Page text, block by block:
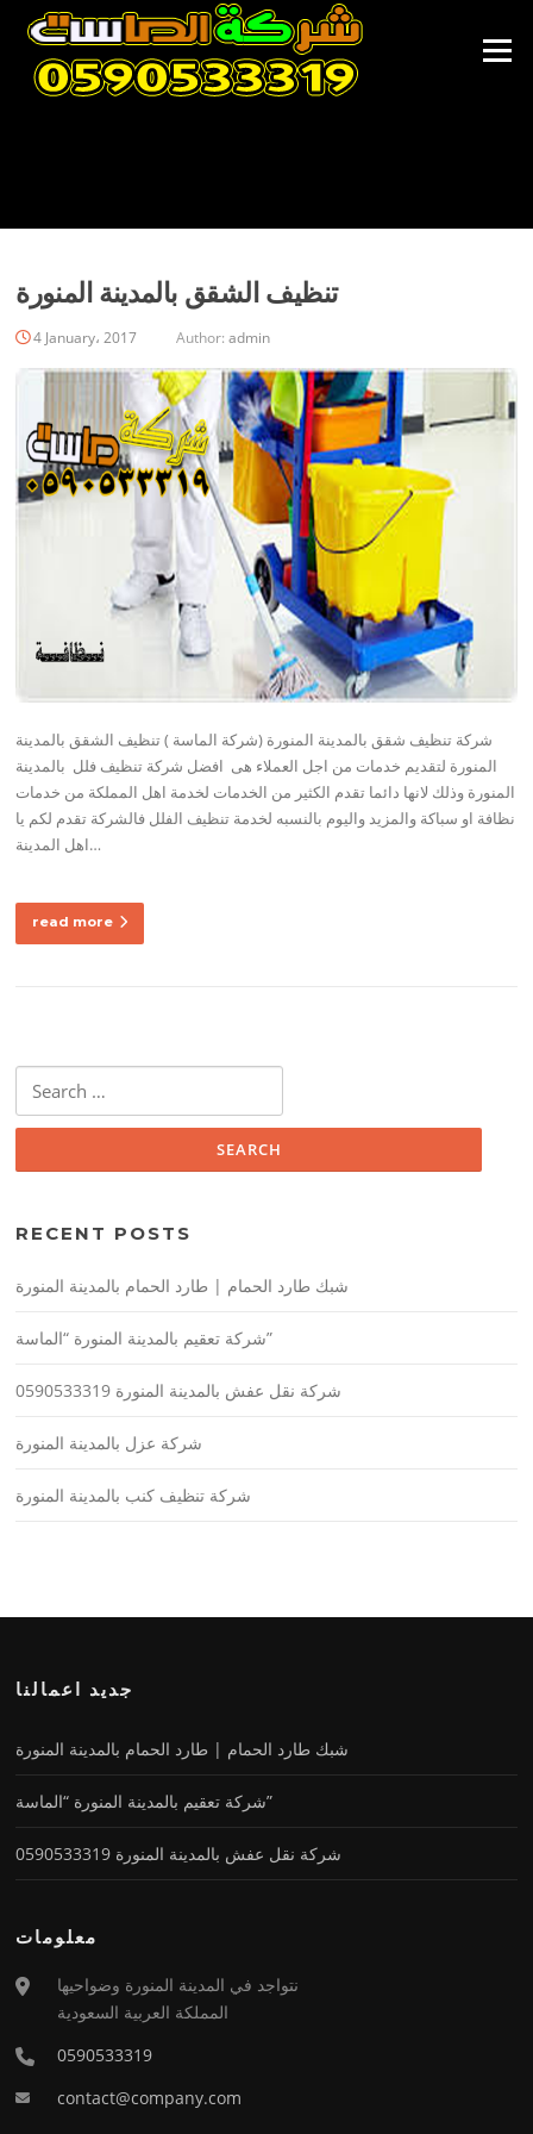
content
Menu
تنظيف الشقق بالمدينة المنورة
4 January، 2017 Author:admin
شركة تنظيف شقق بالمدينة المنورة (شركة الماسة ) تنظيف الشقق بالمدينة
المنورة لتقديم خدمات من اجل العملاء هى افضل شركة تنظيف فلل بالمدينة
المنورة وذلك لانها دائما تقدم الكثير من الخدمات لخدمة اهل المملكة من خدمات
نظافة او سباكة والمزيد واليوم بالنسبه لخدمة تنظيف الفلل فالشركة تقدم لكم يا
اهل المدينة…
read more
for:
RECENT POSTS
شبك طارد الحمام | طارد الحمام بالمدينة المنورة
شركة تعقيم بالمدينة المنورة “الماسة”
شركة نقل عفش بالمدينة المنورة 0590533319
شركة عزل بالمدينة المنورة
شركة تنظيف كنب بالمدينة المنورة
جديد اعمالنا
شبك طارد الحمام | طارد الحمام بالمدينة المنورة
شركة تعقيم بالمدينة المنورة “الماسة”
شركة نقل عفش بالمدينة المنورة 0590533319
معلومات
نتواجد في المدينة المنورة وضواحيها
المملكة العربية السعودية
0590533319
contact@company.com